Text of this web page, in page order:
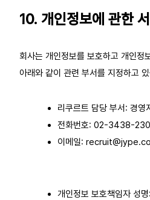
10. 개인정보에 관한
회사는 개인정보를 보호하고 개인정
아래와 같이 관련 부서를 지정하고
리쿠르트 담당 부서: 경영
전화번호: 02-3438-
이메일:
개인정보 보호책임자 성